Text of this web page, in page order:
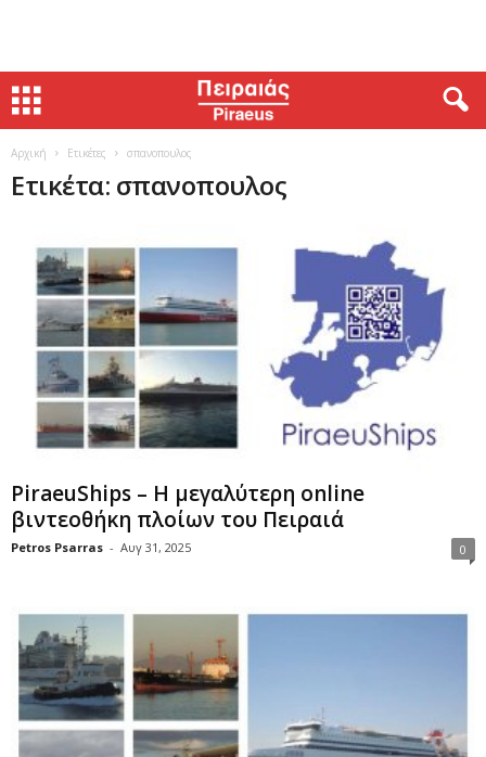
Αρχική Ετικέτες σπανοπουλος
Ετικέτα: σπανοπουλος
PiraeuShips – Η μεγαλύτερη online
βιντεοθήκη πλοίων του Πειραιά
Petros Psarras - Αυγ 31, 2025 0